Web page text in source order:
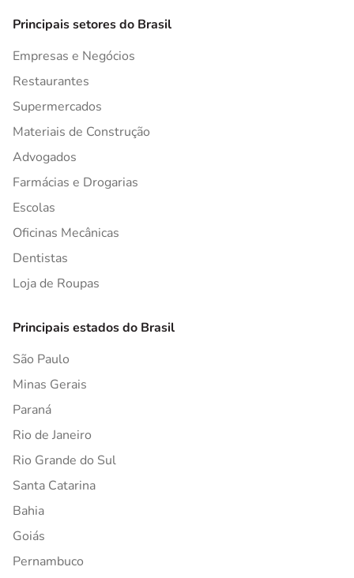
Principais setores do Brasil
Empresas e Negócios
Restaurantes
Supermercados
Materiais de Construção
Advogados
Farmácias e Drogarias
Escolas
Oficinas Mecânicas
Dentistas
Loja de Roupas
Principais estados do Brasil
São Paulo
Minas Gerais
Paraná
Rio de Janeiro
Rio Grande do Sul
Santa Catarina
Bahia
Goiás
Pernambuco